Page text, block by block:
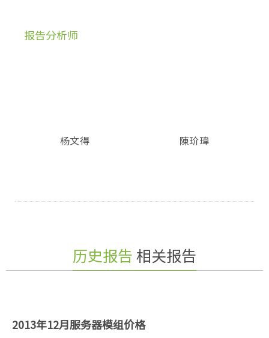
报告分析师
杨文得 陳玠瑋
历史报告相关报告
2013年12月服务器模组价格